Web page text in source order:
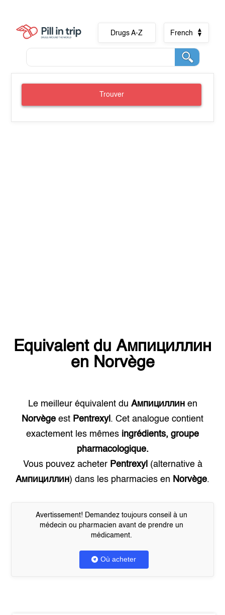
Drugs A-Z French
Trouver
Equivalent du Ампициллин
en Norvège
Le meilleur équivalent du Ампициллинen
Norvège est Pentrexyl . Cet analogue contient
exactement les mêmes ingrédients, groupe
pharmacologique.
Vous pouvez acheter Pentrexyl (alternative à
Ампициллин) dans les pharmacies en Norvège.
Avertissement! Demandez toujours conseil à un
médecin ou pharmacien avant de prendre un
médicament.
Où acheter